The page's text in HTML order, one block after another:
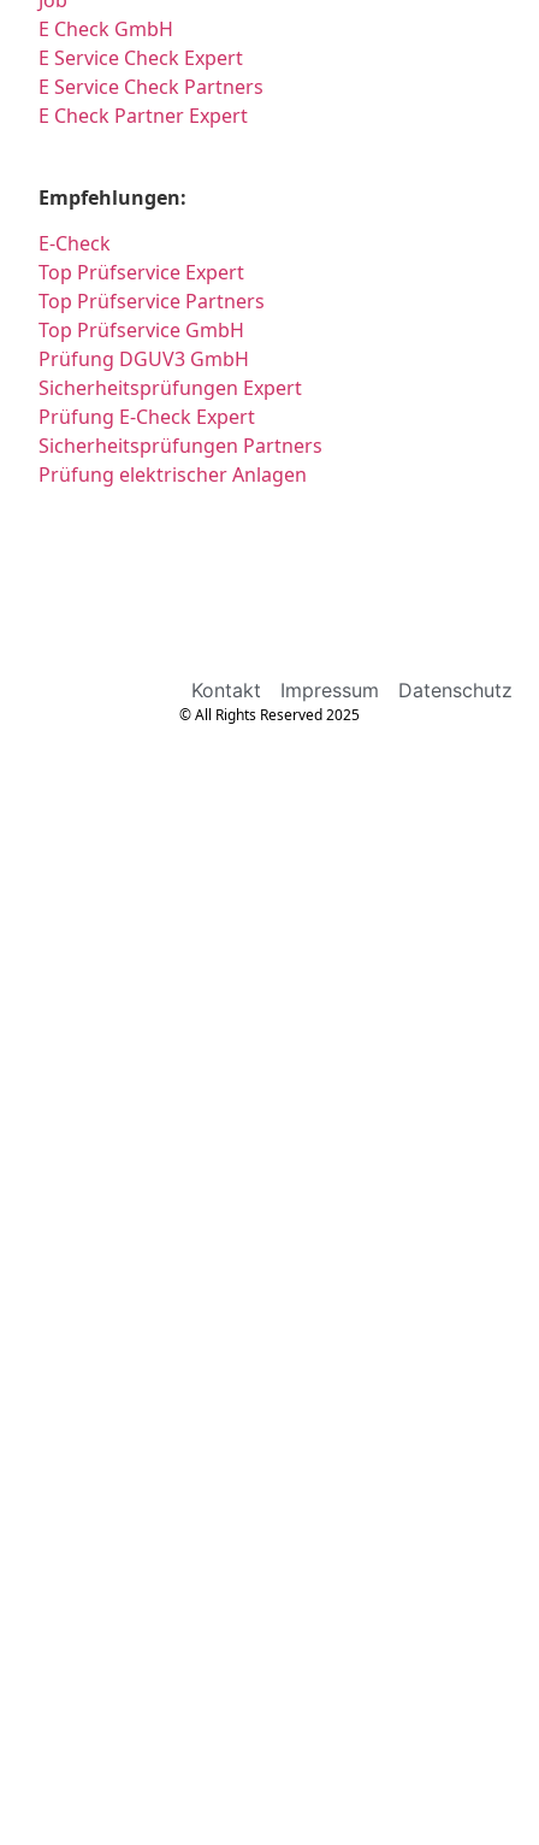
E Check GmbH
E Service Check Expert
E Service Check Partners
E Check Partner Expert
Empfehlungen:
E-Check
Top Prüfservice Expert
Top Prüfservice Partners
Top Prüfservice GmbH
Prüfung DGUV3 GmbH
Sicherheitsprüfungen Expert
Prüfung E-Check Expert
Sicherheitsprüfungen Partners
Prüfung elektrischer Anlagen
Kontakt Impressum Datenschutz
© All Rights Reserved 2025